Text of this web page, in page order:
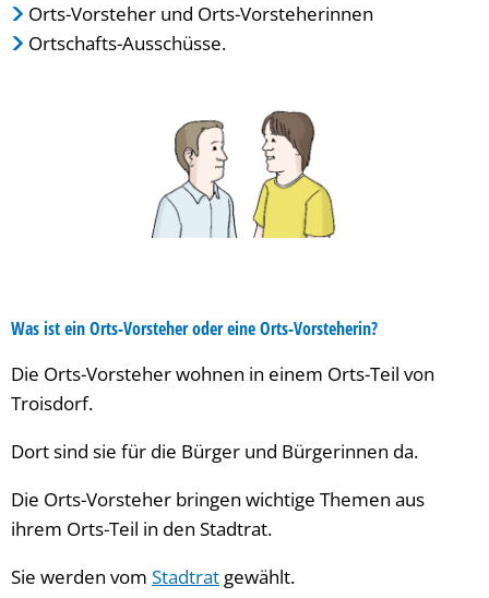
Orts-Vorsteher und Orts-Vorsteherinnen
Ortschafts-Ausschüsse.
Was ist ein Orts-Vorsteher oder eine Orts-Vorsteherin?
Die Orts-Vorsteher wohnen in einem Orts-Teil von
Troisdorf.
Dort sind sie für die Bürger und Bürgerinnen da.
Die Orts-Vorsteher bringen wichtige Themen aus
ihrem Orts-Teil in den Stadtrat.
Sie werden vom Stadtrat gewählt.